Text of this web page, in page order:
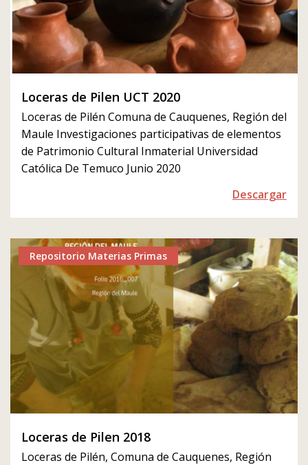
Loceras de Pilen UCT 2020
Loceras de Pilén Comuna de Cauquenes, Región del
Maule Investigaciones participativas de elementos
de Patrimonio Cultural Inmaterial Universidad
Católica De Temuco Junio 2020
Descargar
Repositorio Materias Primas
Loceras de Pilen 2018
Loceras de Pilén, Comuna de Cauquenes, Región